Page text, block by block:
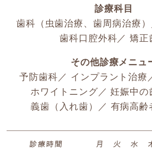
診療科目
歯科（虫歯治療、歯周病治療
歯科口腔外科／ 矯正
その他診療メニュ
予防歯科／ インプラント治療
ホワイトニング／ 妊娠中の
義歯（入れ歯）
／ 有病高齢